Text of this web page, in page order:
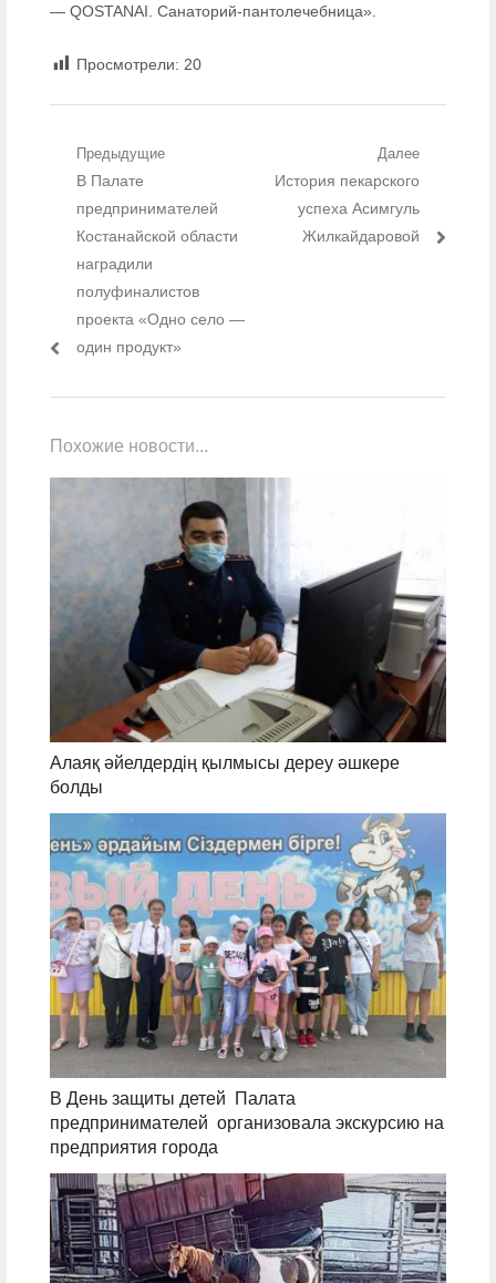
— QOSTANAI. Санаторий-пантолечебница».
Просмотрели: 20
Навигация по записям
Предыдущие
Предыдущий пост:
В Палате
предпринимателей
Костанайской области
наградили
полуфиналистов
проекта «Одно село —
один продукт»
Далее
Следующий пост:
История пекарского
успеха Асимгуль
Жилкайдаровой
Похожие новости...
Алаяқ әйелдердің қылмысы дереу әшкере
болды
В День защиты детей Палата
предпринимателей организовала экскурсию на
предприятия города